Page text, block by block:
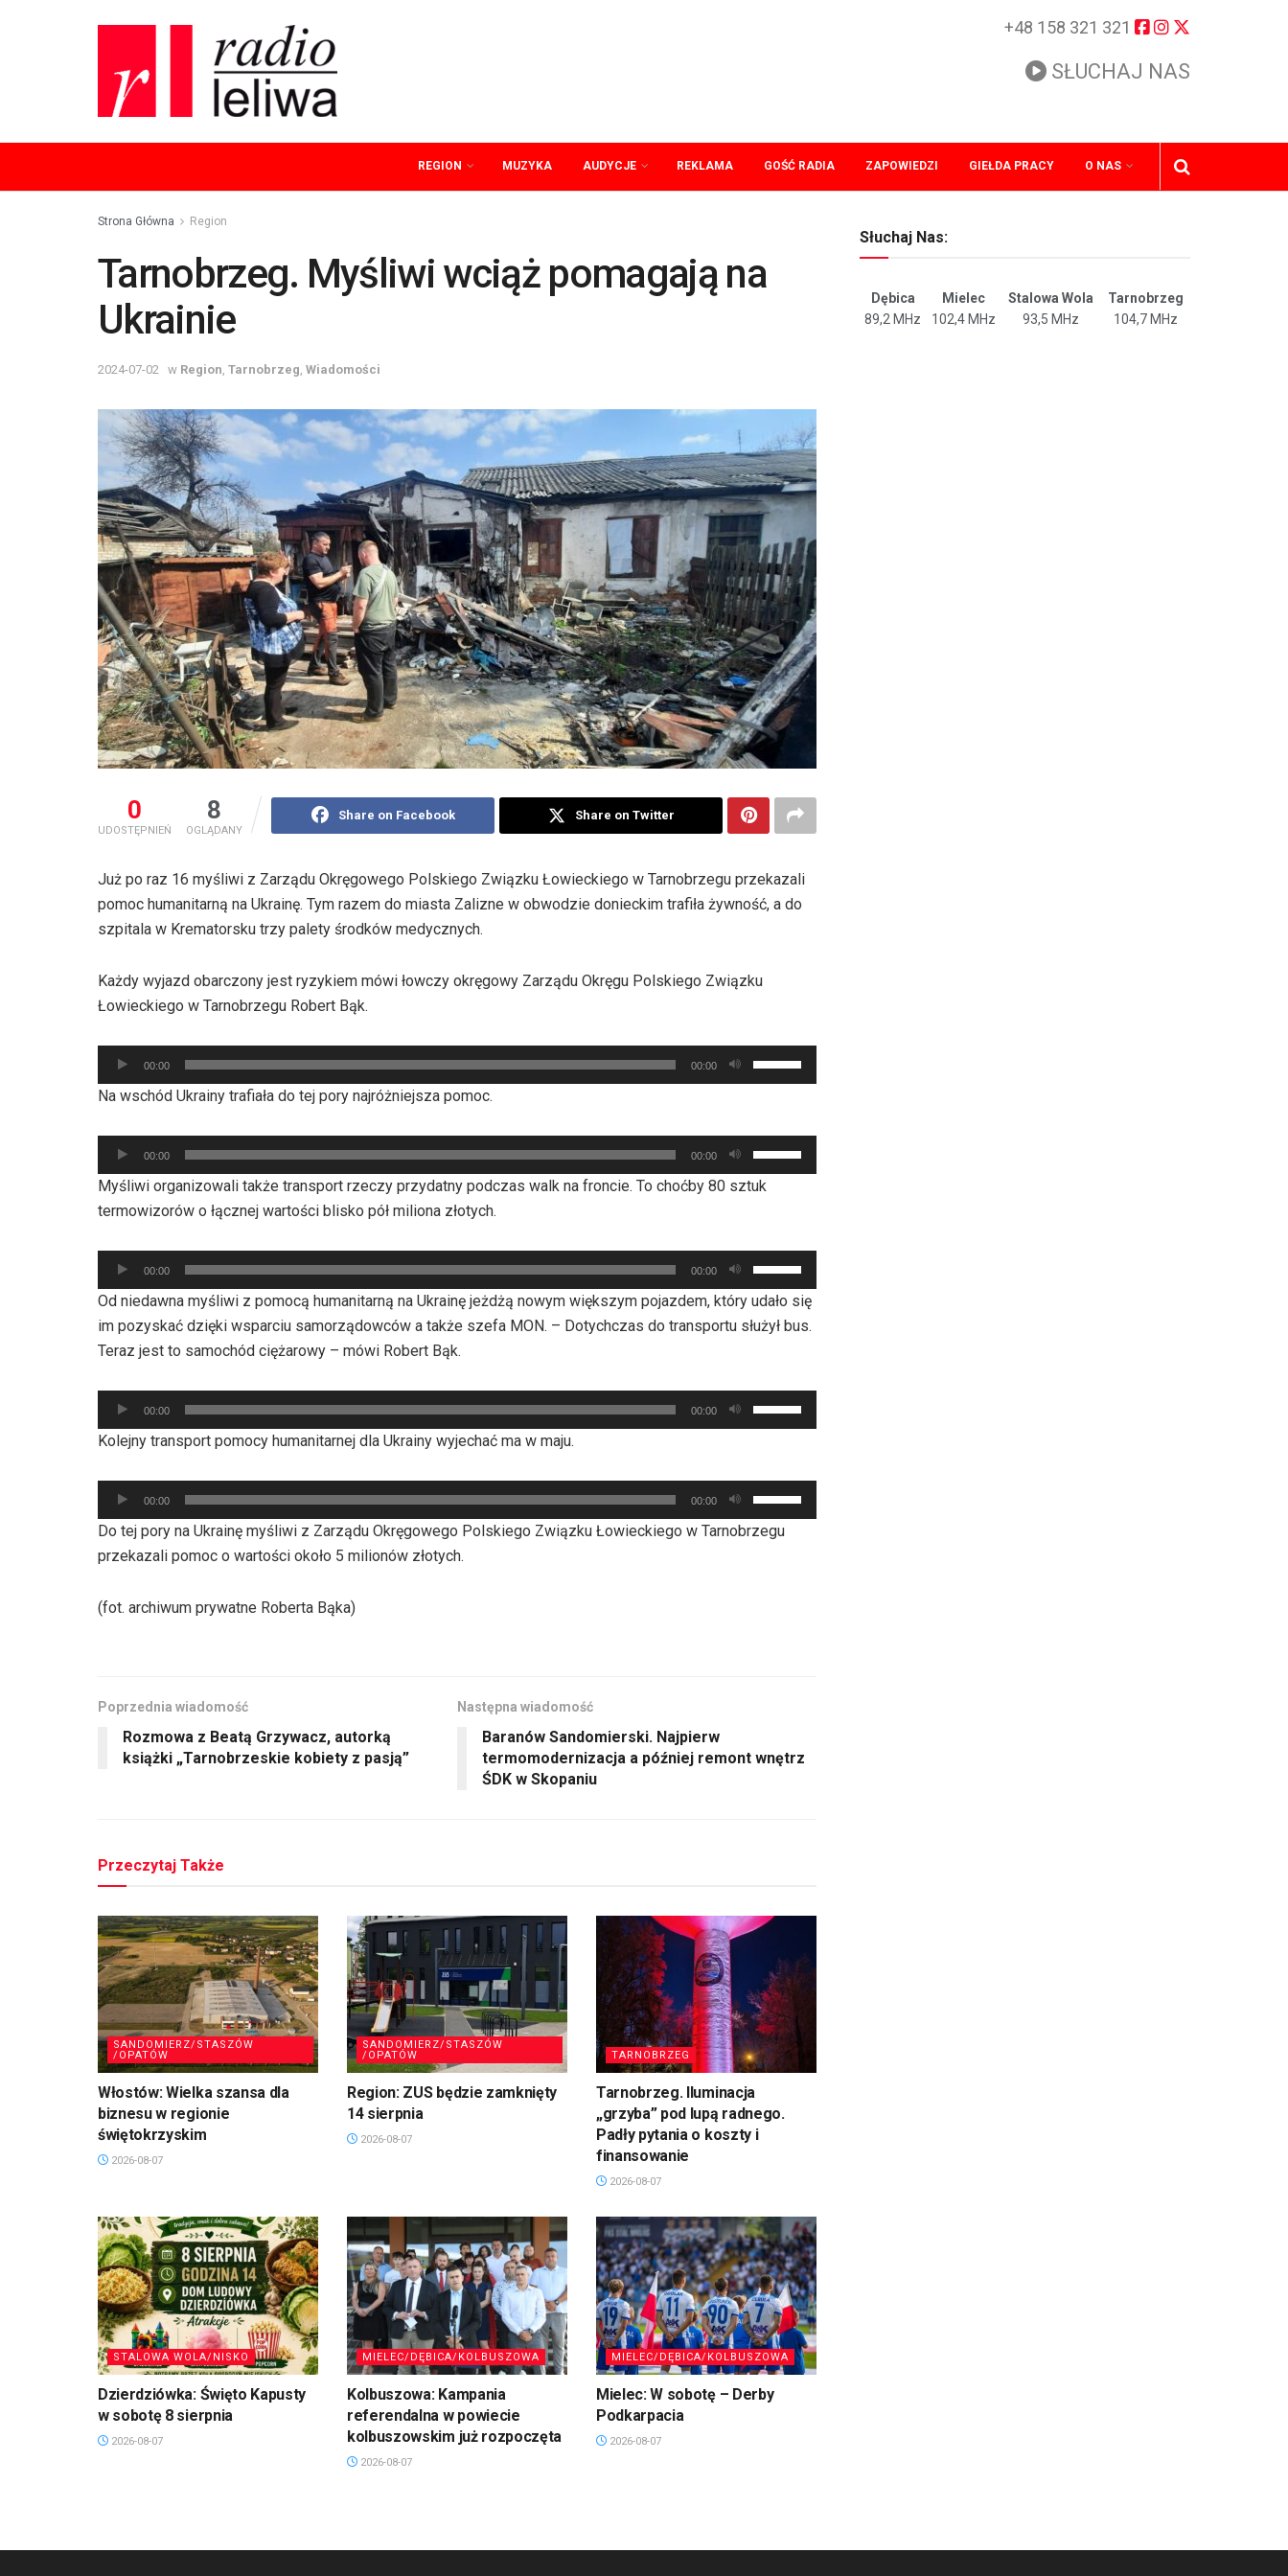
+48 158 321 321
SŁUCHAJ NAS
REGION MUZYKA AUDYCJE REKLAMA GOŚĆ RADIA ZAPOWIEDZI GIEŁDA PRACY O NAS
Strona Główna Region
Tarnobrzeg. Myśliwi wciąż pomagają na
Ukrainie
2024-07-02 w Region Tarnobrzeg Wiadomości
0
UDOSTĘPNIEŃ
8
OGLĄDANY
Share on Facebook Share on Twitter
Już po raz 16 myśliwi z Zarządu Okręgowego Polskiego Związku Łowieckiego w Tarnobrzegu przekazali
pomoc humanitarną na Ukrainę. Tym razem do miasta Zalizne w obwodzie donieckim trafiła żywność, a do
szpitala w Krematorsku trzy palety środków medycznych.
Każdy wyjazd obarczony jest ryzykiem mówi łowczy okręgowy Zarządu Okręgu Polskiego Związku
Łowieckiego w Tarnobrzegu Robert Bąk.
Odtwarzacz
plików
dźwiękowych
00:00 00:00
strzałek
oraz
do
zwiększyć
zmniejszyć
głośność.
Na wschód Ukrainy trafiała do tej pory najróżniejsza pomoc.
Odtwarzacz
plików
dźwiękowych
00:00 00:00
strzałek
do
do
dołu
aby
zmniejszyć
Myśliwi organizowali także transport rzeczy przydatny podczas walk na froncie. To choćby 80 sztuk
termowizorów o łącznej wartości blisko pół miliona złotych.
Odtwarzacz
plików
dźwiękowych
00:00 00:00
strzałek
do
góry
dołu
lub
głośność.
Od niedawna myśliwi z pomocą humanitarną na Ukrainę jeżdżą nowym większym pojazdem, który udało się
im pozyskać dzięki wsparciu samorządowców a także szefa MON. – Dotychczas do transportu służył bus.
Teraz jest to samochód ciężarowy – mówi Robert Bąk.
Odtwarzacz
plików
dźwiękowych
00:00 00:00
strzałek
oraz
do
Kolejny transport pomocy humanitarnej dla Ukrainy wyjechać ma w maju.
Odtwarzacz
plików
dźwiękowych
00:00 00:00
strzałek
do
głośność.
Do tej pory na Ukrainę myśliwi z Zarządu Okręgowego Polskiego Związku Łowieckiego w Tarnobrzegu
przekazali pomoc o wartości około 5 milionów złotych.
(fot. archiwum prywatne Roberta Bąka)
Poprzednia wiadomość
Rozmowa z Beatą Grzywacz, autorką
książki „Tarnobrzeskie kobiety z pasją”
Następna wiadomość
Baranów Sandomierski. Najpierw
termomodernizacja a później remont wnętrz
ŚDK w Skopaniu
Przeczytaj Także
SANDOMIERZ/STASZÓW
/OPATÓW
Włostów: Wielka szansa dla
biznesu w regionie
świętokrzyskim
2026-08-07
SANDOMIERZ/STASZÓW
/OPATÓW
Region: ZUS będzie zamknięty
14 sierpnia
2026-08-07
TARNOBRZEG
Tarnobrzeg. Iluminacja
„grzyba” pod lupą radnego.
Padły pytania o koszty i
finansowanie
2026-08-07
STALOWA WOLA/NISKO
Dzierdziówka: Święto Kapusty
w sobotę 8 sierpnia
2026-08-07
MIELEC/DĘBICA/KOLBUSZOWA
Kolbuszowa: Kampania
referendalna w powiecie
kolbuszowskim już rozpoczęta
2026-08-07
MIELEC/DĘBICA/KOLBUSZOWA
Mielec: W sobotę – Derby
Podkarpacia
2026-08-07
Słuchaj Nas:
Dębica Mielec Stalowa Wola
Tarnobrzeg
89,2 MHz
102,4 MHz 93,5 MHz 104,7 MHz